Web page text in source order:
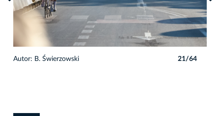
Autor: B. Świerzowski 21/64